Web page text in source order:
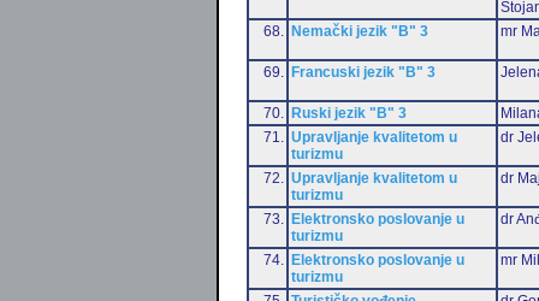
68.
Nemački jezik "B" 3 mr
69. Francuski jezik "B" 3
70. Ruski jezik "B" 3
71.
Upravljanje kvalitetom u
turizmu
dr
72.
Upravljanje kvalitetom u
turizmu
dr
73.
Elektronsko poslovanje u
turizmu
dr
74.
Elektronsko poslovanje u
turizmu
mr